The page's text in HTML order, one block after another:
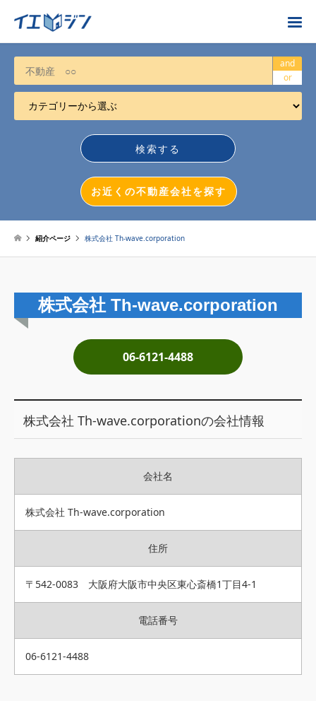
お近くの不動産会社を探す
カテゴリーから選ぶ
不動産売却
不動産投資
マンション売却
土地売却
税金について
運営会社
掲載受付窓口はこちら
and
or
お近くの不動産会社を探す
紹介ページ 株式会社 Th-wave.corporation
株式会社 Th-wave.corporation
06-6121-4488
株式会社 Th-wave.corporationの会社情報
会社名
株式会社 Th-wave.corporation
住所
〒542-0083 大阪府大阪市中央区東心斎橋1丁目4-1
電話番号
06-6121-4488